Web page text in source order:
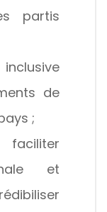
partis
de
;
et